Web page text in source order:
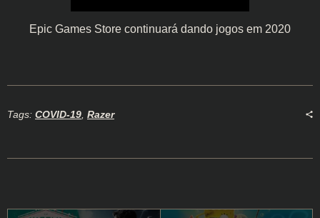
Epic Games Store continuará dando jogos em 2020
Tags: COVID-19 Razer